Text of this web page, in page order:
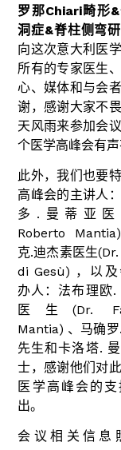
罗那Chiari畸形&
洞症&脊柱侧弯
向这次意大利医
所有的专家医生
心、媒体和与会
谢，感谢大家不
天风雨来参加会
个医学高峰会有声
此外，我们也要
高峰会的主讲人
多.曼蒂亚医
Roberto
克.迪杰素医生
di Gesù) ，以
办人：法布理欧.
医生(Dr.
Mantia) 、马确罗
先生和卡洛塔.
士，感谢他们对
医学高峰会的
出。
会议相关信息